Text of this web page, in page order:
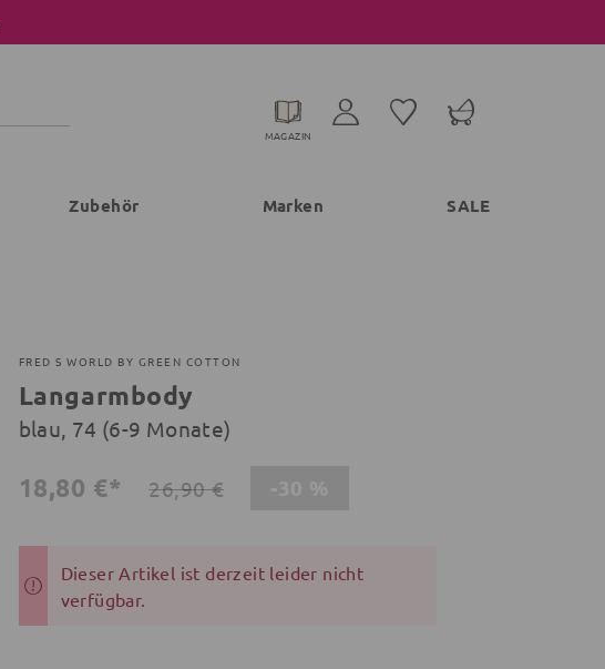
MAGAZIN
Zubehör Marken SALE
FRED S WORLD BY GREEN COTTON
Langarmbody
blau, 74 (6-9 Monate)
18,80 €* 26,90 €
Dieser Artikel ist derzeit leider nicht
verfügbar.